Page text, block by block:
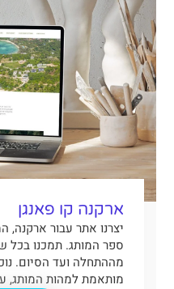
ארקנה קו פאנגן
יצרנו אתר עבור ארקנה,
ספר המותג. תמכנו בכל
מההתחלה ועד הסיום.
מותאמת למהות המותג,